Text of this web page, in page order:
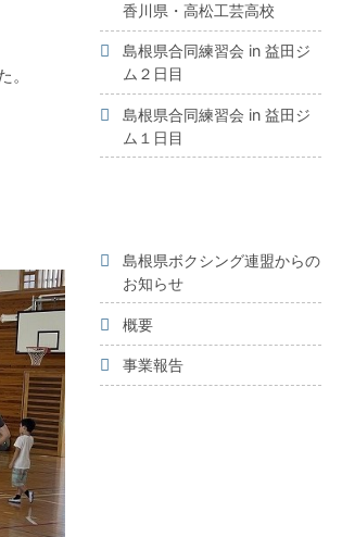
香川県・高松工芸高校
島根県合同練習会 in 益田ジ
ム２日目
島根県合同練習会 in 益田ジ
ム１日目
島根県ボクシング連盟からの
お知らせ
概要
事業報告